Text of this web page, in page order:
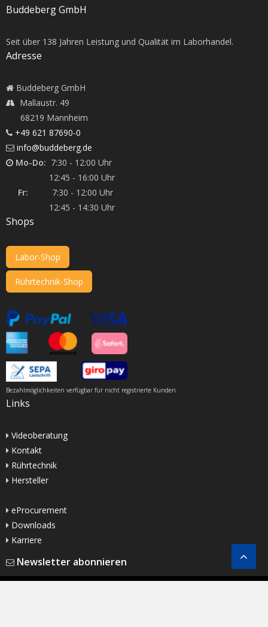
Buddeberg GmbH
Seit über 138 Jahren Leistung und Qualität im Laborhandel.
Adresse
Buddeberg GmbH
Mallaustr. 49
68219 Mannheim
+49 621 87690-0
info@buddeberg.de
Mo-Do: 7:30 - 12:00 Uhr
12:45 - 16:00 Uhr
Fr: 7:30 - 12:00 Uhr
12:45 - 14:30 Uhr
Shops
Labor-Shop
Rührtechnik-Shop
Bezahlmöglichkeiten verfügbar für nicht registrierte Kunden
Links
Videoberatung
Kontakt
Rührtechnik
Hersteller
eProcurement
Downloads
Karriere
Newsletter abonnieren